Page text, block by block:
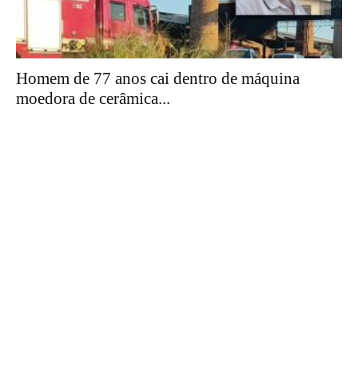
Homem de 77 anos cai dentro de máquina
moedora de cerâmica...